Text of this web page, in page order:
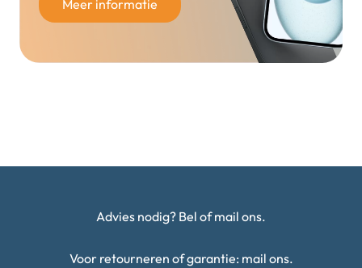
Meer informatie
Advies nodig? Bel of mail ons.
Voor retourneren of garantie: mail ons.